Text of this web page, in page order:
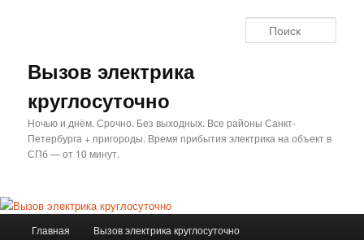
Вызов электрика
круглосуточно
Ночью и днём. Срочно. Без выходных. Все районы Санкт-
Петербурга + пригороды. Время прибытия электрика на объект в
СПб — от 10 минут.
Главная Вызов электрика круглосуточно